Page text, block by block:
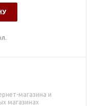
магазина и
магазинах